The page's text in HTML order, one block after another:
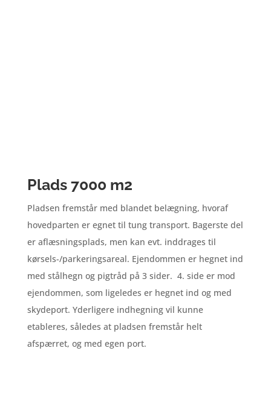
Plads 7000 m2
Pladsen fremstår med blandet belægning, hvoraf
hovedparten er egnet til tung transport. Bagerste del
er aflæsningsplads, men kan evt. inddrages til
kørsels-/parkeringsareal. Ejendommen er hegnet ind
med stålhegn og pigtråd på 3 sider. 4. side er mod
ejendommen, som ligeledes er hegnet ind og med
skydeport. Yderligere indhegning vil kunne
etableres, således at pladsen fremstår helt
afspærret, og med egen port.